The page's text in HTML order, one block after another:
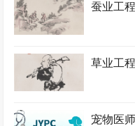
蚕业工
草业工
宠物医